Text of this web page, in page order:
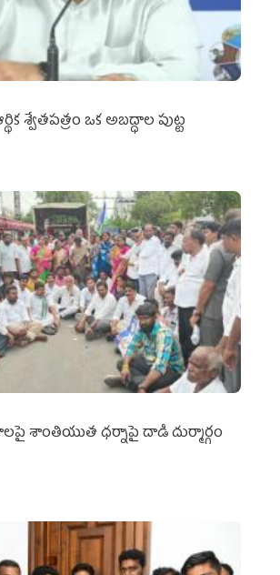
శ్వేతపత్రం ఒక అబద్ధాల పుట్ట
శాంతియుత ధర్నాపై దాడి దుర్మార్గం